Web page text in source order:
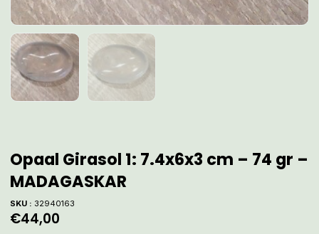
Opaal Girasol 1: 7.4x6x3 cm – 74 gr –
MADAGASKAR
SKU : 32940163
€44,00